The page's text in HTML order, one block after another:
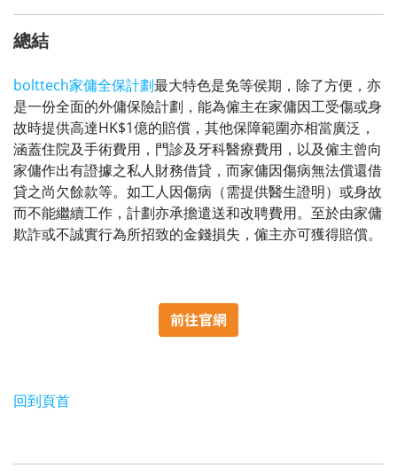
總結
bolttech家傭全保計劃最大特色是免等侯期，除了方便，亦
是一份全面的外傭保險計劃，能為僱主在家傭因工受傷或身
故時提供高達HK$1億的賠償，其他保障範圍亦相當廣泛，
涵蓋住院及手術費用，門診及牙科醫療費用，以及僱主曾向
家傭作出有證據之私人財務借貸，而家傭因傷病無法償還借
貸之尚欠餘款等。如工人因傷病（需提供醫生證明）或身故
而不能繼續工作，計劃亦承擔遣送和改聘費用。至於由家傭
欺詐或不誠實行為所招致的金錢損失，僱主亦可獲得賠償。
回到頁首